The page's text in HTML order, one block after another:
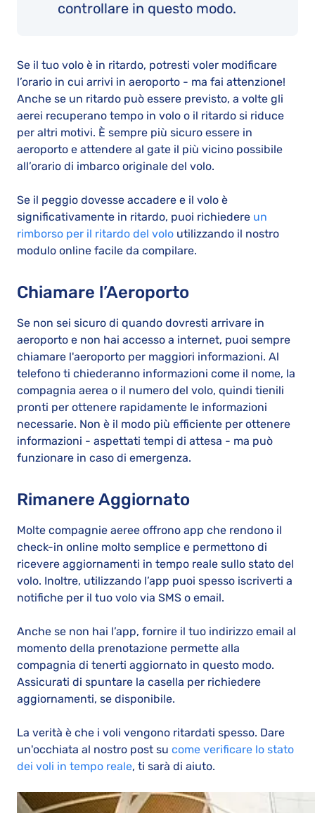
controllare in questo modo.
Se il tuo volo è in ritardo, potresti voler modificare
l’orario in cui arrivi in aeroporto - ma fai attenzione!
Anche se un ritardo può essere previsto, a volte gli
aerei recuperano tempo in volo o il ritardo si riduce
per altri motivi. È sempre più sicuro essere in
aeroporto e attendere al gate il più vicino possibile
all’orario di imbarco originale del volo.
Se il peggio dovesse accadere e il volo è
significativamente in ritardo, puoi richiedere un
rimborso per il ritardo del volo utilizzando il nostro
modulo online facile da compilare.
Chiamare l’Aeroporto
Se non sei sicuro di quando dovresti arrivare in
aeroporto e non hai accesso a internet, puoi sempre
chiamare l'aeroporto per maggiori informazioni. Al
telefono ti chiederanno informazioni come il nome, la
compagnia aerea o il numero del volo, quindi tienili
pronti per ottenere rapidamente le informazioni
necessarie. Non è il modo più efficiente per ottenere
informazioni - aspettati tempi di attesa - ma può
funzionare in caso di emergenza.
Rimanere Aggiornato
Molte compagnie aeree offrono app che rendono il
check-in online molto semplice e permettono di
ricevere aggiornamenti in tempo reale sullo stato del
volo. Inoltre, utilizzando l’app puoi spesso iscriverti a
notifiche per il tuo volo via SMS o email.
Anche se non hai l’app, fornire il tuo indirizzo email al
momento della prenotazione permette alla
compagnia di tenerti aggiornato in questo modo.
Assicurati di spuntare la casella per richiedere
aggiornamenti, se disponibile.
La verità è che i voli vengono ritardati spesso. Dare
un'occhiata al nostro post su come verificare lo stato
dei voli in tempo reale, ti sarà di aiuto.